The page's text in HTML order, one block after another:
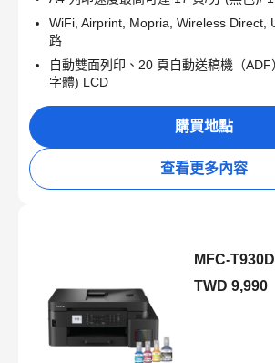
WiFi, Airprint, Mopria, Wireless Direct,
路
自動雙面列印、20 頁自動送稿機（
字體) LCD
購買地點
查看更多內容
MFC-
TWD 9,990